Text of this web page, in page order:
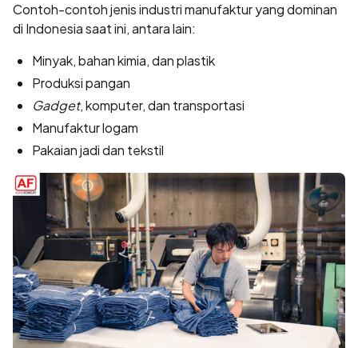
Contoh-contoh jenis industri manufaktur yang dominan
di Indonesia saat ini, antara lain:
Minyak, bahan kimia, dan plastik
Produksi pangan
Gadget, komputer, dan transportasi
Manufaktur logam
Pakaian jadi dan tekstil